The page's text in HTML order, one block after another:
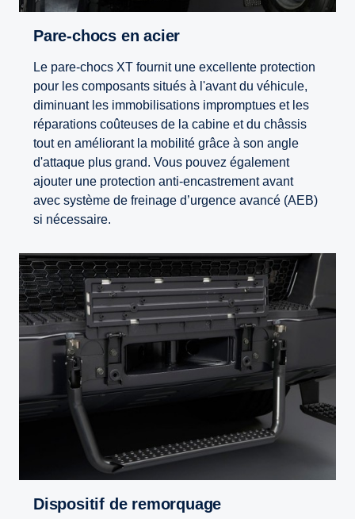
Pare-chocs en acier
Le pare-chocs XT fournit une excellente protection
pour les composants situés à l'avant du véhicule,
diminuant les immobilisations impromptues et les
réparations coûteuses de la cabine et du châssis
tout en améliorant la mobilité grâce à son angle
d'attaque plus grand. Vous pouvez également
ajouter une protection anti-encastrement avant
avec système de freinage d’urgence avancé (AEB)
si nécessaire.
Dispositif de remorquage